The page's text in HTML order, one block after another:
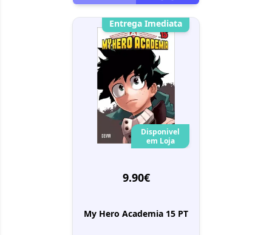
Entrega Imediata
Disponivel
em Loja
9.90€
My Hero Academia 15 PT